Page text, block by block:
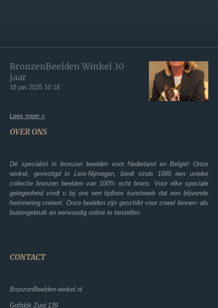
BronzenBeelden Winkel 30
jaar
18 jan 2025 10:18
Lees meer »
OVER ONS
Dé specialist in bronzen beelden voor Nederland en België! Onze
winkel, gevestigd in Lent-Nijmegen, biedt sinds 1995 een unieke
collectie bronzen beelden van 100% echt brons. Voor elke speciale
gelegenheid vindt u bij ons een tijdloos kunstwerk dat een blijvende
herinnering creëert. Onze beelden zijn geschikt voor zowel binnen- als
buitengebruik en eenvoudig online te bestellen.
CONTACT
BronzenBeelden-winkel.nl
Griftdijk Zuid 139